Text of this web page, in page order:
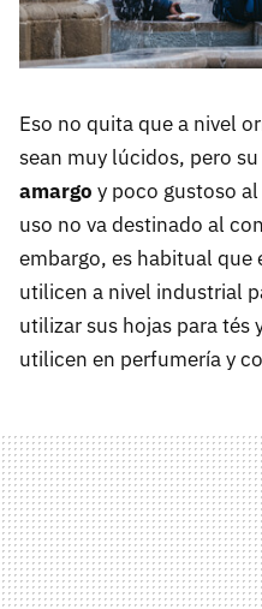
Eso no quita que a nivel
sean muy lúcidos, pero su
amargo y poco gustoso
uso no va destinado al
embargo, es habitual que
utilicen a nivel industrial
utilizar sus hojas para tés
utilicen en perfumería y